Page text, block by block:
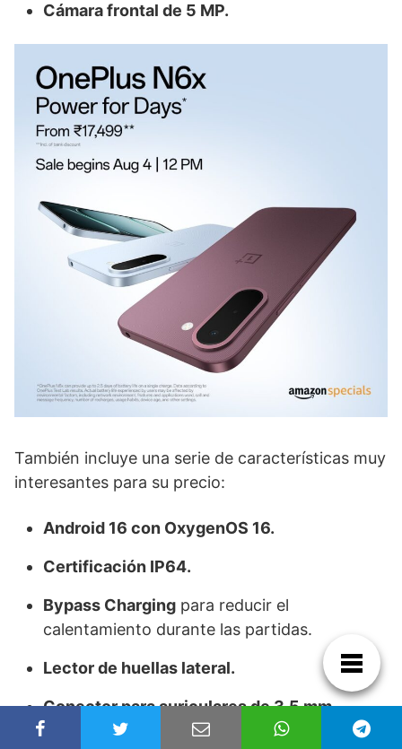
Cámara frontal de 5 MP.
También incluye una serie de características muy
interesantes para su precio:
Android 16 con OxygenOS 16.
Certificación IP64.
Bypass Charging para reducir el
calentamiento durante las partidas.
Lector de huellas lateral.
Conector para auriculares de 3,5 mm.